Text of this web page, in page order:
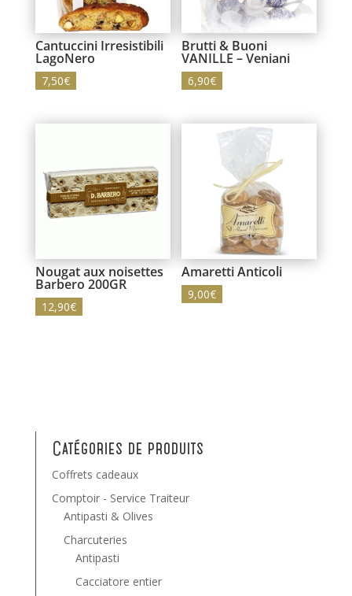
Cantuccini Irresistibili
LagoNero
7,50€
Brutti & Buoni
VANILLE – Veniani
6,90€
Nougat aux noisettes
Barbero 200GR
12,90€
Amaretti Anticoli
9,00€
Catégories de produits
Coffrets cadeaux
Comptoir - Service Traiteur
Antipasti & Olives
Charcuteries
Antipasti
Cacciatore entier